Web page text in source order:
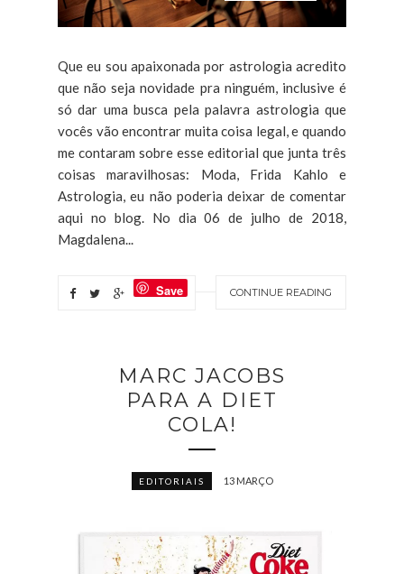
Que eu sou apaixonada por astrologia acredito
que não seja novidade pra ninguém, inclusive é
só dar uma busca pela palavra astrologia que
vocês vão encontrar muita coisa legal, e quando
me contaram sobre esse editorial que junta três
coisas maravilhosas: Moda, Frida Kahlo e
Astrologia, eu não poderia deixar de comentar
aqui no blog. No dia 06 de julho de 2018,
Magdalena...
CONTINUE READING
Save
MARC JACOBS
PARA A DIET
COLA!
EDITORIAIS 13 MARÇO